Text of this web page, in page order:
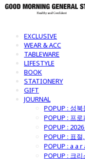
EXCLUSIVE
WEAR & ACC
TABLEWARE
LIFESTYLE
BOOK
STATIONERY
GIFT
JOURNAL
POPUP : 성
POPUP : 프
POPUP :
POPUP : 표절
POPUP : a a
POPUP : 크